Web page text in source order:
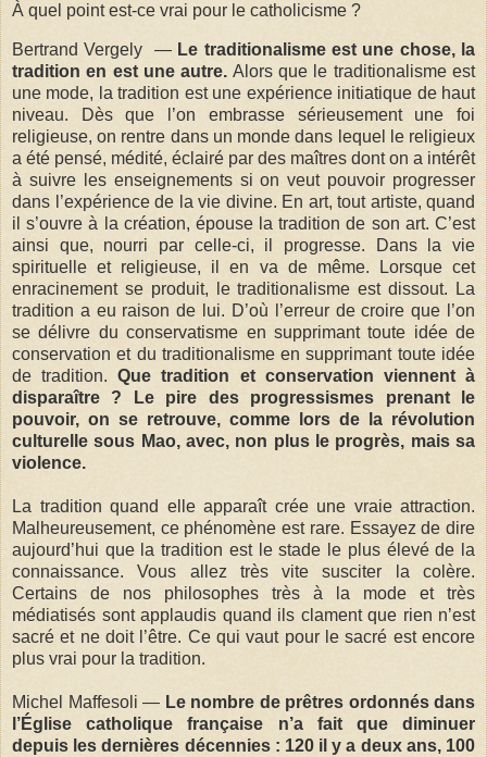
À quel point est-ce vrai pour le catholicisme ?
Bertrand Vergely — Le traditionalisme est une chose, la
tradition en est une autre. Alors que le traditionalisme est
une mode, la tradition est une expérience initiatique de haut
niveau. Dès que l’on embrasse sérieusement une foi
religieuse, on rentre dans un monde dans lequel le religieux
a été pensé, médité, éclairé par des maîtres dont on a intérêt
à suivre les enseignements si on veut pouvoir progresser
dans l’expérience de la vie divine. En art, tout artiste, quand
il s’ouvre à la création, épouse la tradition de son art. C’est
ainsi que, nourri par celle-ci, il progresse. Dans la vie
spirituelle et religieuse, il en va de même. Lorsque cet
enracinement se produit, le traditionalisme est dissout. La
tradition a eu raison de lui. D’où l’erreur de croire que l’on
se délivre du conservatisme en supprimant toute idée de
conservation et du traditionalisme en supprimant toute idée
de tradition.Que tradition et conservation viennent à
disparaître ? Le pire des progressismes prenant le
pouvoir, on se retrouve, comme lors de la révolution
culturelle sous Mao, avec, non plus le progrès, mais sa
violence.
La tradition quand elle apparaît crée une vraie attraction.
Malheureusement, ce phénomène est rare. Essayez de dire
aujourd’hui que la tradition est le stade le plus élevé de la
connaissance. Vous allez très vite susciter la colère.
Certains de nos philosophes très à la mode et très
médiatisés sont applaudis quand ils clament que rien n’est
sacré et ne doit l’être. Ce qui vaut pour le sacré est encore
plus vrai pour la tradition.
Michel Maffesoli — Le nombre de prêtres ordonnés dans
l’Église catholique française n’a fait que diminuer
depuis les dernières décennies : 120 il y a deux ans, 100